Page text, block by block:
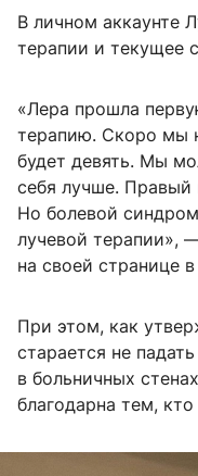
В личном аккаунте
терапии и текущее
«Лера прошла
терапию. Скоро мы
будет девять. Мы
себя лучше. Правый
Но болевой
лучевой терапии»,
на своей странице
При этом, как
старается не
в больничных
благодарна тем,